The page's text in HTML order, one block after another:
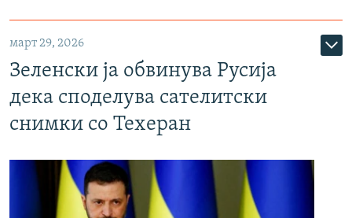
март 29, 2026
Зеленски ја обвинува Русија
дека споделува сателитски
снимки со Техеран